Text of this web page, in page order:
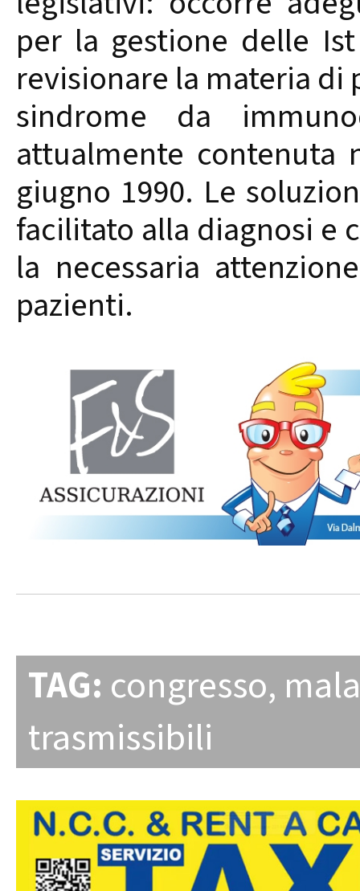
per la gestione delle
revisionare la materia
sindrome da
attualmente contenuta
giugno 1990. Le
facilitato alla diagnosi e
la necessaria
pazienti.
TAG: congresso,
trasmissibili